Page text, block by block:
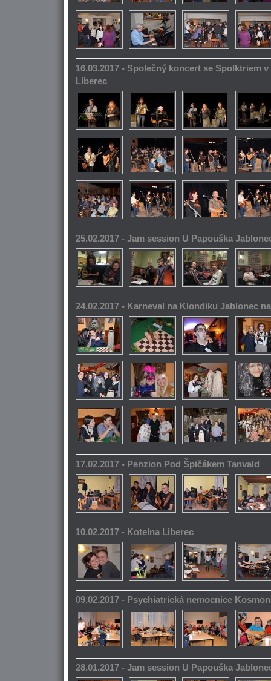
16.03.2017 - Společný koncert se Spolktriem
Liberec
25.02.2017 - Jam session U Papouška
24.02.2017 - Karneval na Klondiku Jablonec
17.02.2017 - Penzion Pod Špičákem Tanvald
10.02.2017 - Kotelna Liberec
09.02.2017 - Psychiatrická nemocnice
28.01.2017 - Jam session U Papouška